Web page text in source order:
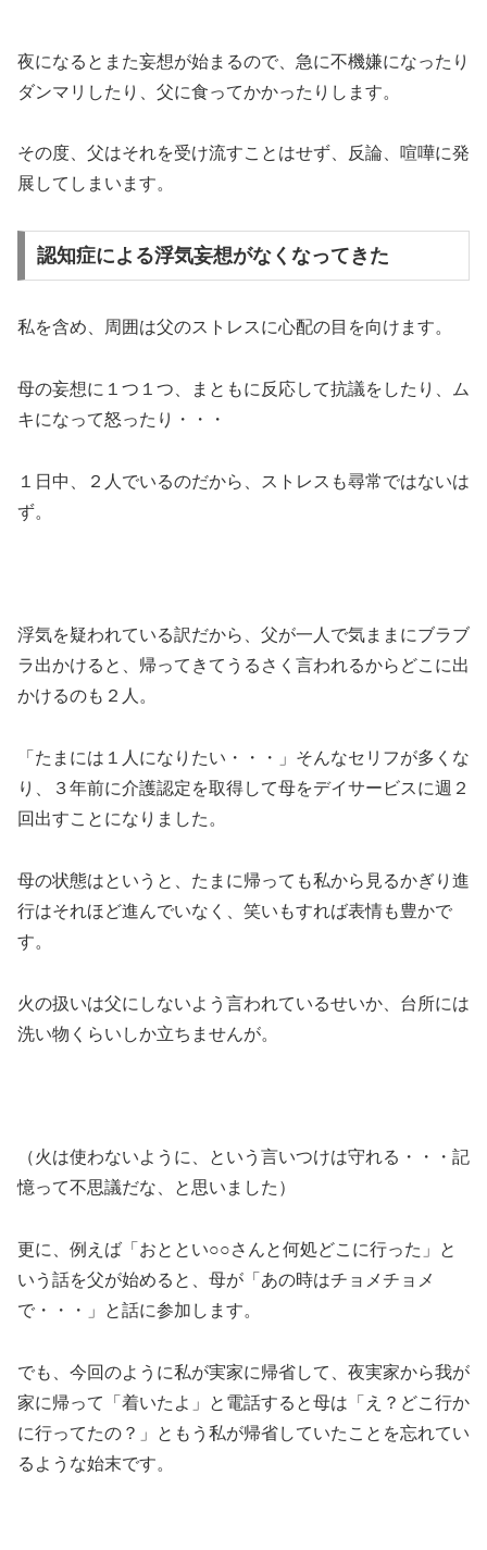
夜になるとまた妄想が始まるので、急に不機嫌になったり
ダンマリしたり、父に食ってかかったりします。
その度、父はそれを受け流すことはせず、反論、喧嘩に発
展してしまいます。
認知症による浮気妄想がなくなってきた
私を含め、周囲は父のストレスに心配の目を向けます。
母の妄想に１つ１つ、まともに反応して抗議をしたり、ム
キになって怒ったり・・・
１日中、２人でいるのだから、ストレスも尋常ではないは
ず。
浮気を疑われている訳だから、父が一人で気ままにブラブ
ラ出かけると、帰ってきてうるさく言われるからどこに出
かけるのも２人。
「たまには１人になりたい・・・」そんなセリフが多くな
り、３年前に介護認定を取得して母をデイサービスに週２
回出すことになりました。
母の状態はというと、たまに帰っても私から見るかぎり進
行はそれほど進んでいなく、笑いもすれば表情も豊かで
す。
火の扱いは父にしないよう言われているせいか、台所には
洗い物くらいしか立ちませんが。
（火は使わないように、という言いつけは守れる・・・記
憶って不思議だな、と思いました）
更に、例えば「おととい○○さんと何処どこに行った」と
いう話を父が始めると、母が「あの時はチョメチョメ
で・・・」と話に参加します。
でも、今回のように私が実家に帰省して、夜実家から我が
家に帰って「着いたよ」と電話すると母は「え？どこ行か
に行ってたの？」ともう私が帰省していたことを忘れてい
るような始末です。